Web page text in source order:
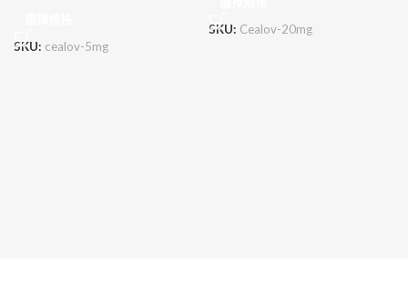
SKU: cealov-5mg
SKU: Cealov-20mg